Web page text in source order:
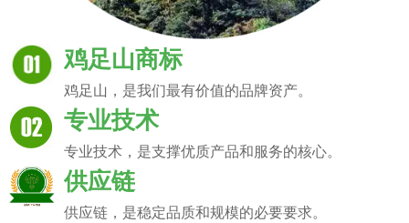
鸡足山商标
鸡足山，是我们最有价值的品牌资产。
专业技术
专业技术，是支撑优质产品和服务的核心。
供应链
供应链，是稳定品质和规模的必要要求。